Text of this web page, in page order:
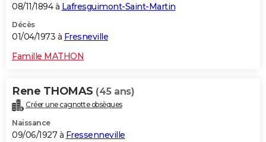
08/11/1894 à Lafresguimont-Saint-Martin
Décès
01/04/1973 à Fresneville
Famille MATHON
Rene THOMAS (45 ans)
Créer une cagnotte obsèques
Naissance
09/06/1927 à Fressenneville